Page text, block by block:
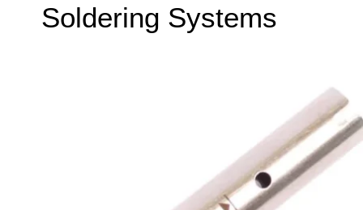
Soldering Systems